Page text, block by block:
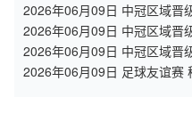
2026年06月09日 中冠区域晋
叁壹捌重龙 全场录像
2026年06月09日 中冠区域晋
州黄埔志诚 全场录像
2026年06月09日 中冠区域晋
州早茶黑马 全场录像
2026年06月09日 足球友谊赛